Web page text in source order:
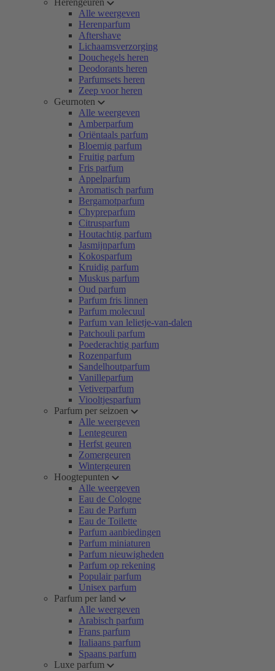
Herengeuren
Alle weergeven
Herenparfum
Aftershave
Lichaamsverzorging
Douchegels heren
Deodorants heren
Parfumsets heren
Zeep voor heren
Geurnoten
Alle weergeven
Amberparfum
Oriëntaals parfum
Bloemig parfum
Fruitig parfum
Fris parfum
Appelparfum
Aromatisch parfum
Bergamotparfum
Chypreparfum
Citrusparfum
Houtachtig parfum
Jasmijnparfum
Kokosparfum
Kruidig parfum
Muskus parfum
Oud parfum
Parfum fris linnen
Parfum molecuul
Parfum van lelietje-van-dalen
Patchouli parfum
Poederachtig parfum
Rozenparfum
Sandelhoutparfum
Vanilleparfum
Vetiverparfum
Viooltjesparfum
Parfum per seizoen
Alle weergeven
Lentegeuren
Herfst geuren
Zomergeuren
Wintergeuren
Hoogtepunten
Alle weergeven
Eau de Cologne
Eau de Parfum
Eau de Toilette
Parfum aanbiedingen
Parfum miniaturen
Parfum nieuwigheden
Parfum op rekening
Populair parfum
Unisex parfum
Parfum per land
Alle weergeven
Arabisch parfum
Frans parfum
Italiaans parfum
Spaans parfum
Luxe parfum